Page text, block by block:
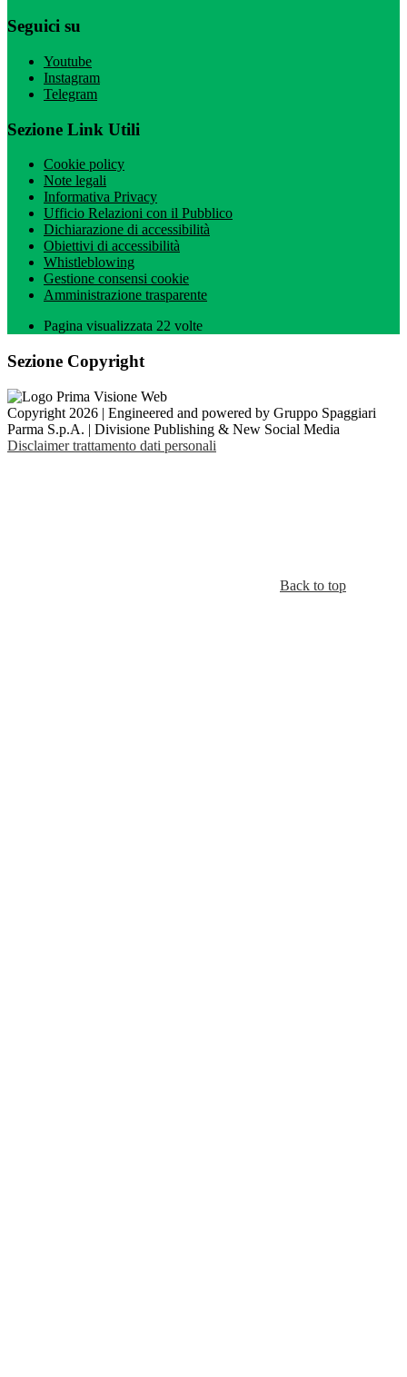
Seguici su
Youtube
Instagram
Telegram
Sezione Link Utili
Cookie policy
Note legali
Informativa Privacy
Ufficio Relazioni con il Pubblico
Dichiarazione di accessibilità
Obiettivi di accessibilità
Whistleblowing
Gestione consensi cookie
Amministrazione trasparente
Pagina visualizzata 22 volte
Sezione Copyright
Copyright 2026 | Engineered and powered by Gruppo Spaggiari
Parma S.p.A. | Divisione Publishing & New Social Media
Disclaimer trattamento dati personali
Back to top